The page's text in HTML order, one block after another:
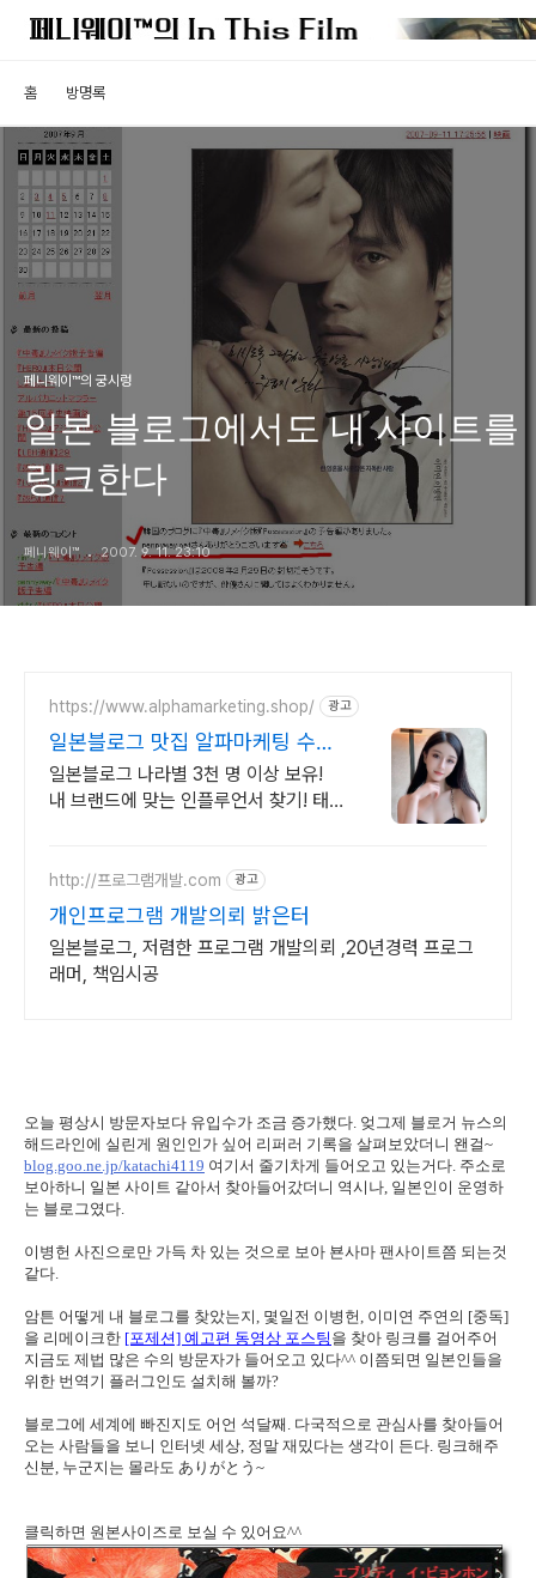
홈 방명록
페니웨이™의 궁시렁
일본 블로그에서도 내 사이트를
링크한다
페니웨이™ 2007. 9. 11. 23:10
https://www.alphamarketing.shop/ 광고
일본블로그 맛집 알파마케팅 수출
바우처 전문 수행기관
일본블로그 나라별 3천 명 이상 보유!
내 브랜드에 맞는 인플루언서 찾기! 태
http://프로그램개발.com 광고
개인프로그램 개발의뢰 밝은터
일본블로그, 저렴한 프로그램 개발의뢰 ,20년경력 프로그
래머, 책임시공
오늘 평상시 방문자보다 유입수가 조금 증가했다. 엊그제 블로거 뉴스의
해드라인에 실린게 원인인가 싶어 리퍼러 기록을 살펴보았더니 왠걸~
blog.goo.ne.jp/katachi4119 여기서 줄기차게 들어오고 있는거다. 주소로
보아하니 일본 사이트 같아서 찾아들어갔더니 역시나, 일본인이 운영하
는 블로그였다.
이병헌 사진으로만 가득 차 있는 것으로 보아 뵨사마 팬사이트쯤 되는것
같다.
암튼 어떻게 내 블로그를 찾았는지, 몇일전 이병헌, 이미연 주연의 [중독]
을 리메이크한 [포제션] 예고편 동영상 포스팅 을 찾아 링크를 걸어주어
지금도 제법 많은 수의 방문자가 들어오고 있다^^ 이쯤되면 일본인들을
위한 번역기 플러그인도 설치해 볼까?
블로그에 세계에 빠진지도 어언 석달째. 다국적으로 관심사를 찾아들어
오는 사람들을 보니 인터넷 세상, 정말 재밌다는 생각이 든다. 링크해주
신분, 누군지는 몰라도 ありがとう~
클릭하면 원본사이즈로 보실 수 있어요^^